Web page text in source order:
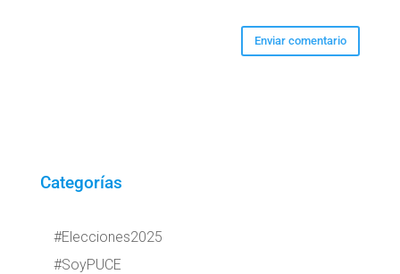
Categorías
#Elecciones2025
#SoyPUCE